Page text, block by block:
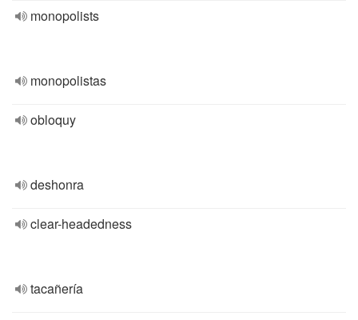
monopolists
monopolistas
obloquy
deshonra
clear-headedness
tacañería